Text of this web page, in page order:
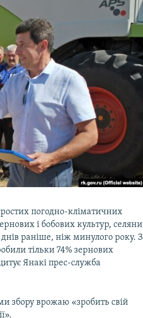
погодно-кліматичних
і бобових культур, селяни
раніше, ніж минулого року. З
тільки 74% зернових
Янакі прес-служба
збору врожаю «зробить свій